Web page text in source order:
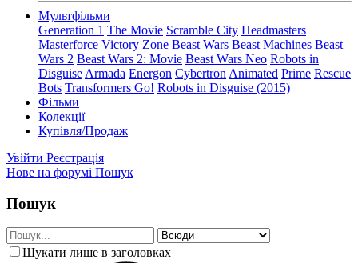
Мультфільми
Generation 1 The Movie Scramble City Headmasters
Masterforce Victory Zone Beast Wars Beast Machines Beast
Wars 2 Beast Wars 2: Movie Beast Wars Neo Robots in
Disguise Armada Energon Cybertron Animated Prime Rescue
Bots Transformers Go! Robots in Disguise (2015)
Фільми
Колекції
Купівля/Продаж
Увійти Реєстрація
Нове на форумі Пошук
Пошук
Шукати лише в заголовках